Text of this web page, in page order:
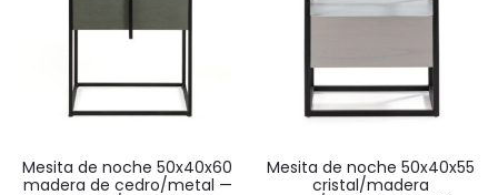
mesita de noche 50x40x60
madera de cedro/metal —
mesita de noche 50x40x55
cristal/madera